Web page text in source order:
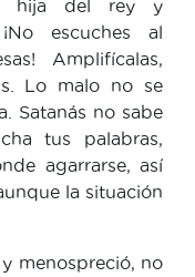
hija del rey y
escuches al
Amplifícalas,
Lo malo no se
Satanás no sabe
tus palabras,
agarrarse, así
la situación
menospreció, no